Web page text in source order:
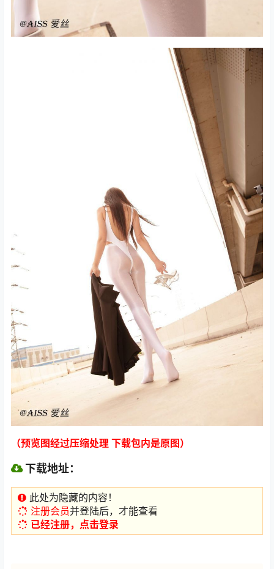
（预览图经过压缩处理 下载包内是原图）
下载地址：
此处为隐藏的内容！
注册会员并登陆后，才能查看
已经注册，点击登录